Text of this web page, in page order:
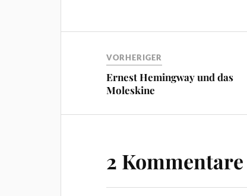
VORHERIGER
Ernest Hemingway und das
Moleskine
2 Kommentare